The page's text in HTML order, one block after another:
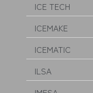
ICE TECH
ICEMAKE
ICEMATIC
ILSA